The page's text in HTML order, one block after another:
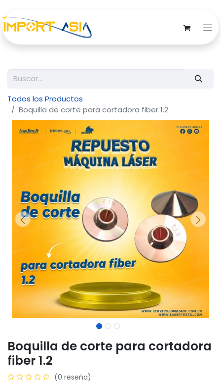
Todos los Productos
Boquilla de corte para cortadora fiber 1.2
Boquilla de corte para cortadora
fiber 1.2
(0 reseña)